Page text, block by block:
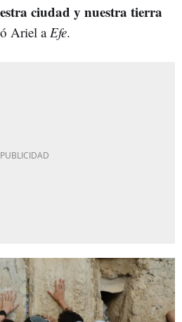
ciudad y nuestra tierra
Ariel a Efe.